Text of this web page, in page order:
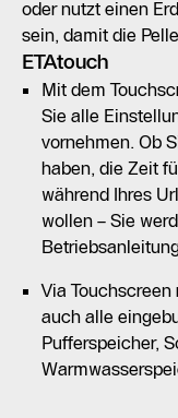
oder nutzt einen
sein, damit die
ETAtouch
Mit dem
Sie alle
vornehmen. Ob
haben, die Zeit
während Ihres
wollen – Sie
Via
auch alle
Pufferspeicher,